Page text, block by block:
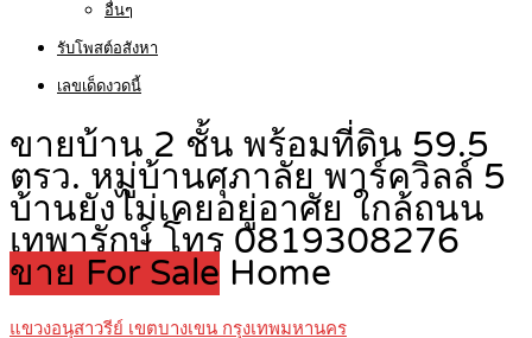
อื่นๆ
รับโพสต์อสังหา
เลขเด็ดงวดนี้
ขายบ้าน 2 ชั้น พร้อมที่ดิน 59.5
ตรว. หมู่บ้านศุภาลัย พาร์ควิลล์ 5
บ้านยังไม่เคยอยู่อาศัย ใกล้ถนน
เทพารักษ์ โทร 0819308276
ขาย For Sale Home
แขวงอนุสาวรีย์ เขตบางเขน กรุงเทพมหานคร